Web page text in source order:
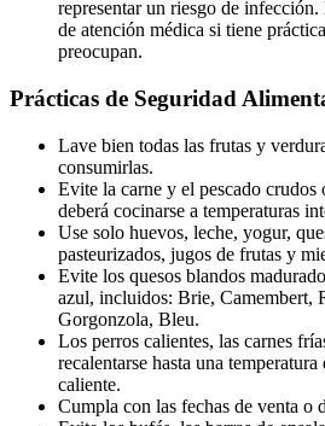
representar un riesgo de
de atención médica si tiene
preocupan.
Prácticas de Seguridad
Lave bien todas las frutas y
consumirlas.
Evite la carne y el pescado
deberá cocinarse a temperaturas
Use solo huevos, leche, yogur,
pasteurizados, jugos de frutas y
Evite los quesos blandos
azul, incluidos: Brie, Camembert,
Gorgonzola, Bleu.
Los perros calientes, las carnes
recalentarse hasta una
caliente.
Cumpla con las fechas de venta o